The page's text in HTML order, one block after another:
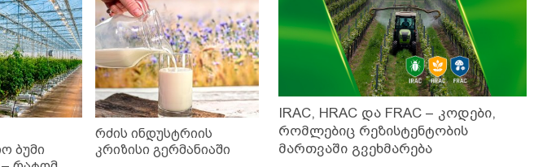
ბუმი
რძის ინდუსტრიის
კრიზისი გერმანიაში
IRAC, HRAC და FRAC – კოდები,
რომლებიც რეზისტენტობის
მართვაში გვეხმარება